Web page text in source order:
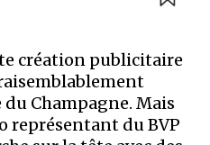
création publicitaire
du Champagne. Mais
représentant du BVP